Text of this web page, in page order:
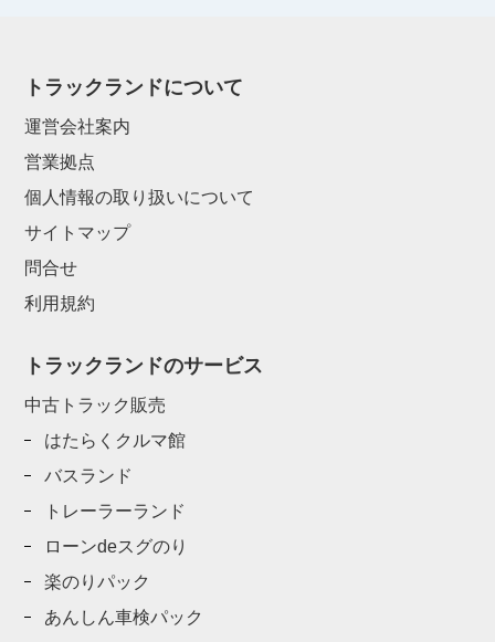
トラックランドについて
運営会社案内
営業拠点
個人情報の取り扱いについて
サイトマップ
問合せ
利用規約
トラックランドのサービス
中古トラック販売
はたらくクルマ館
バスランド
トレーラーランド
ローンdeスグのり
楽のりパック
あんしん車検パック